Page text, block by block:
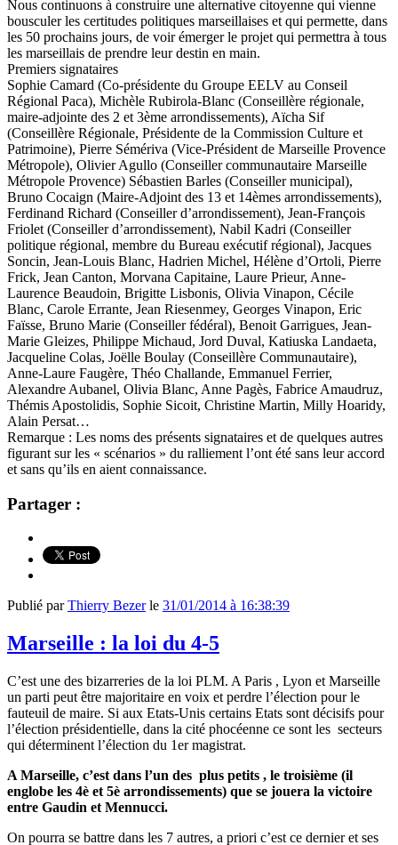
Nous continuons à construire une alternative citoyenne qui vienne
bousculer les certitudes politiques marseillaises et qui permette, dans
les 50 prochains jours, de voir émerger le projet qui permettra à tous
les marseillais de prendre leur destin en main.
Premiers signataires
Sophie Camard (Co-présidente du Groupe EELV au Conseil
Régional Paca), Michèle Rubirola-Blanc (Conseillère régionale,
maire-adjointe des 2 et 3ème arrondissements), Aïcha Sif
(Conseillère Régionale, Présidente de la Commission Culture et
Patrimoine), Pierre Sémériva (Vice-Président de Marseille Provence
Métropole), Olivier Agullo (Conseiller communautaire Marseille
Métropole Provence) Sébastien Barles (Conseiller municipal),
Bruno Cocaign (Maire-Adjoint des 13 et 14èmes arrondissements),
Ferdinand Richard (Conseiller d’arrondissement), Jean-François
Friolet (Conseiller d’arrondissement), Nabil Kadri (Conseiller
politique régional, membre du Bureau exécutif régional), Jacques
Soncin, Jean-Louis Blanc, Hadrien Michel, Hélène d’Ortoli, Pierre
Frick, Jean Canton, Morvana Capitaine, Laure Prieur, Anne-
Laurence Beaudoin, Brigitte Lisbonis, Olivia Vinapon, Cécile
Blanc, Carole Errante, Jean Riesenmey, Georges Vinapon, Eric
Faïsse, Bruno Marie (Conseiller fédéral), Benoit Garrigues, Jean-
Marie Gleizes, Philippe Michaud, Jord Duval, Katiuska Landaeta,
Jacqueline Colas, Joëlle Boulay (Conseillère Communautaire),
Anne-Laure Faugère, Théo Challande, Emmanuel Ferrier,
Alexandre Aubanel, Olivia Blanc, Anne Pagès, Fabrice Amaudruz,
Thémis Apostolidis, Sophie Sicoit, Christine Martin, Milly Hoaridy,
Alain Persat…
Remarque : Les noms des présents signataires et de quelques autres
figurant sur les « scénarios » du ralliement l’ont été sans leur accord
et sans qu’ils en aient connaissance.
Partager :
Publié parThierry Bezerle 31/01/2014 à 16:38:39
Marseille : la loi du 4-5
C’est une des bizarreries de la loi PLM. A Paris , Lyon et Marseille
un parti peut être majoritaire en voix et perdre l’élection pour le
fauteuil de maire. Si aux Etats-Unis certains Etats sont décisifs pour
l’élection présidentielle, dans la cité phocéenne ce sont les secteurs
qui déterminent l’élection du 1er magistrat.
A Marseille, c’est dans l’un des plus petits , le troisième (il
englobe les 4è et 5è arrondissements) que se jouera la victoire
entre Gaudin et Mennucci.
On pourra se battre dans les 7 autres, a priori c’est ce dernier et ses